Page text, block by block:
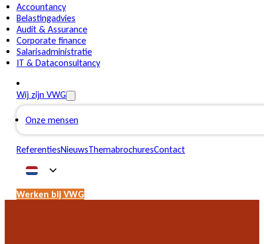
Accountancy
Belastingadvies
Audit & Assurance
Corporate finance
Salarisadministratie
IT & Dataconsultancy
Wij zijn VWG
Onze mensen
ReferentiesNieuwsThemabrochuresContact
Werken bij VWG